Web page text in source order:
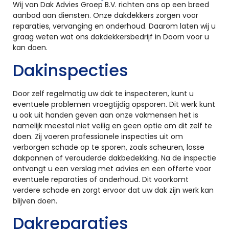
Wij van Dak Advies Groep B.V. richten ons op een breed
aanbod aan diensten. Onze dakdekkers zorgen voor
reparaties, vervanging en onderhoud. Daarom laten wij u
graag weten wat ons dakdekkersbedrijf in Doorn voor u
kan doen.
Dakinspecties
Door zelf regelmatig uw dak te inspecteren, kunt u
eventuele problemen vroegtijdig opsporen. Dit werk kunt
u ook uit handen geven aan onze vakmensen het is
namelijk meestal niet veilig en geen optie om dit zelf te
doen. Zij voeren professionele inspecties uit om
verborgen schade op te sporen, zoals scheuren, losse
dakpannen of verouderde dakbedekking. Na de inspectie
ontvangt u een verslag met advies en een offerte voor
eventuele reparaties of onderhoud. Dit voorkomt
verdere schade en zorgt ervoor dat uw dak zijn werk kan
blijven doen.
Dakreparaties